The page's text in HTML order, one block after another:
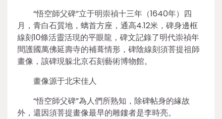
“悟空師父碑”立于明崇禎十三年（1640年）四
月，青白石質地，螭首方座，通高4.12米，碑身邊框
線刻10條活靈活現的平眼龍，碑文記錄了明代崇禎年
間護國萬佛延壽寺的補葺情形，碑陰線刻須菩提祖師
畫像，該碑現躲北京石刻藝術博物館。
畫像源于北宋佳人
“悟空師父碑”為人們所熟知，除碑帖身的緣故
外，還因須菩提畫像最早的雕鏤者是李時亮。